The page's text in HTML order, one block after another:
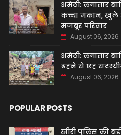
अमेठी: लगातार
कच्चा मकान, खुले
मजबूर परिवार
August 06, 2026
अमेठी: लगातार
ढहने से छह
August 06, 2026
POPULAR POSTS
खीरी पुलिस की